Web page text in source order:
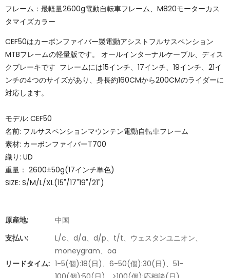
フレーム：最軽量2600g電動自転車フレーム、M820モーターカス
タマイズカラー
CEF50はカーボンファイバー製電動アシストフルサスペンション
MTBフレームの軽量版です。 オールインターナルケーブル、ディス
クブレーキです フレームには15インチ、17インチ、19インチ、21イ
ンチの4つのサイズがあり、身長約160CMから200CMのライダーに
対応します。
モデル: CEF50
名前: フルサスペンションマウンテン電動自転車フレーム
素材: カーボンファイバーT700
織り: UD
重量： 2600±50g(17インチ単色)
SIZE: S/M/L/XL(15"/17"19"/21")
原産地:
中国
支払い:
L/c、d/a、d/p、t/t、ウェスタンユニオン、
moneygram、oa
リードタイム: 1-5(個):18(日)、6-50(個):30(日)、51-